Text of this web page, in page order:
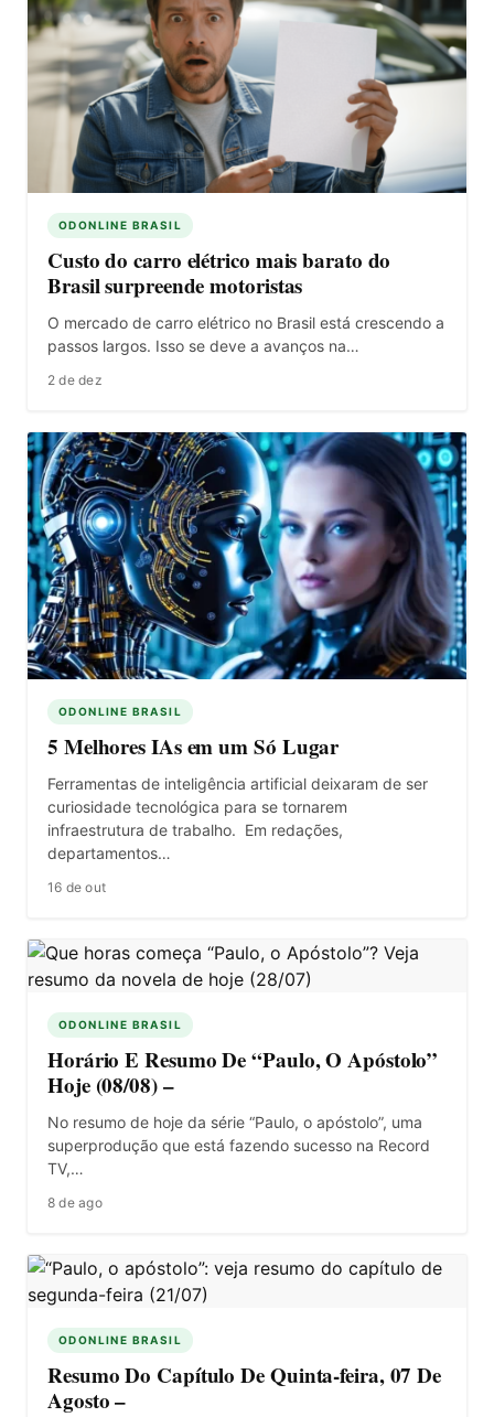
ODONLINE BRASIL
Custo do carro elétrico mais barato do
Brasil surpreende motoristas
O mercado de carro elétrico no Brasil está crescendo a
passos largos. Isso se deve a avanços na…
2 de dez
ODONLINE BRASIL
5 Melhores IAs em um Só Lugar
Ferramentas de inteligência artificial deixaram de ser
curiosidade tecnológica para se tornarem
infraestrutura de trabalho. Em redações,
departamentos…
16 de out
ODONLINE BRASIL
Horário E Resumo De “Paulo, O Apóstolo”
Hoje (08/08) –
No resumo de hoje da série “Paulo, o apóstolo”, uma
superprodução que está fazendo sucesso na Record
TV,…
8 de ago
ODONLINE BRASIL
Resumo Do Capítulo De Quinta-feira, 07 De
Agosto –